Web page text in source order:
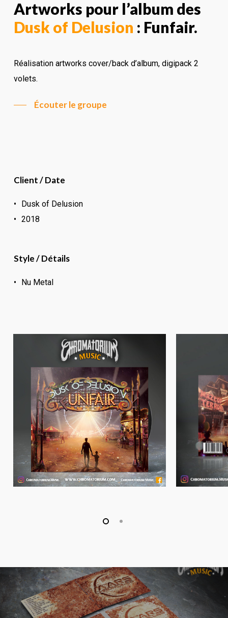
Artworks pour l’album des
Dusk of Delusion : Funfair.
Réalisation artworks cover/back d’album, digipack 2
volets.
Écouter le groupe
Client / Date
Dusk of Delusion
2018
Style / Détails
Nu Metal